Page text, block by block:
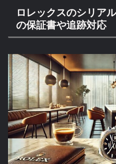
ロレックスのシリア
の保証書や追跡対応